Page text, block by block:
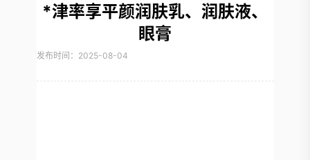
*津率享平颜润肤乳、润肤液、
眼膏
发布时间：2025-08-04